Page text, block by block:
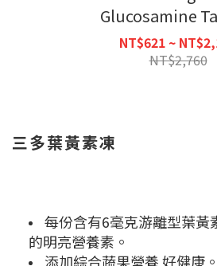
Glucosamine
NT$621 ~
NT$2,760
三多葉黃素凍
每份含有6毫克游離型葉黃
的明亮營養素。
添加綜合蔬果營養 好健康。